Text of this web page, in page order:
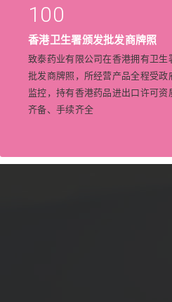
100
香港卫生署颁发批发商牌照
致泰药业有限公司在香港拥有卫生
批发商牌照，所经营产品全程受政
监控，持有香港药品进出口许可资
齐备、手续齐全